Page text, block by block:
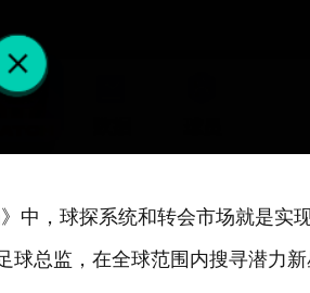
中，球探系统和转会市场就是实
总监，在全球范围内搜寻潜力新